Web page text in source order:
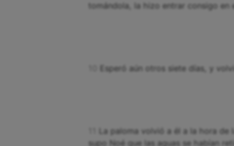
tomándola, la hizo entrar consigo en
Esperó aún otros siete días, y
La paloma volvió a él a la hora
supo Noé que las aguas se habían